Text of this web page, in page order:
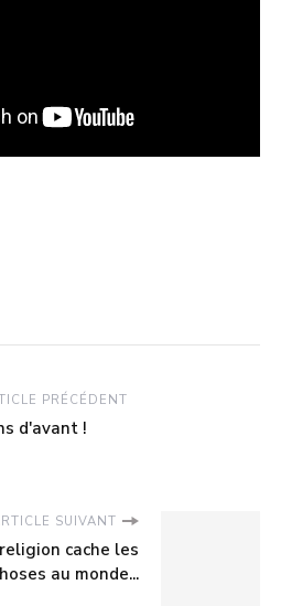
PRÉCÉDENT
d'avant !
SUIVANT
cache les
au monde...